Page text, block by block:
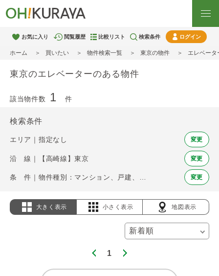
お気に入り 閲覧履歴 比較リスト 検索条件 ログイン
ホーム 買いたい 物件検索一覧 東京の物件 エレベータ
東京のエレベーターのある物件
該当物件数 1 件
検索条件
エリア｜指定なし 変更
沿 線｜【高崎線】東京 変更
変更
大きく表示 小さく表示 地図表示
1